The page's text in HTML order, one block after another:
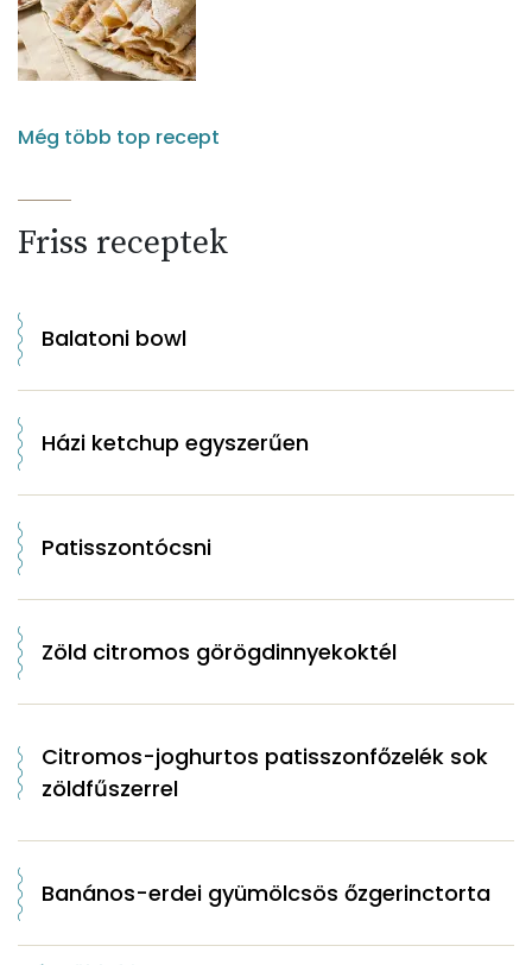
Még több top recept
Friss receptek
Balatoni bowl
Házi ketchup egyszerűen
Patisszontócsni
Zöld citromos görögdinnyekoktél
Citromos-joghurtos patisszonfőzelék sok
zöldfűszerrel
Banános-erdei gyümölcsös őzgerinctorta